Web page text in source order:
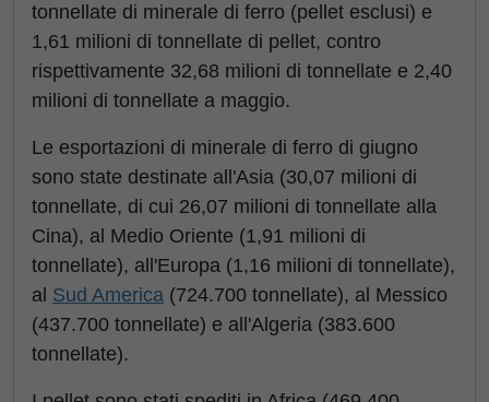
tonnellate di minerale di ferro (pellet esclusi) e
1,61 milioni di tonnellate di pellet, contro
rispettivamente 32,68 milioni di tonnellate e 2,40
milioni di tonnellate a maggio.
Le esportazioni di minerale di ferro di giugno
sono state destinate all'Asia (30,07 milioni di
tonnellate, di cui 26,07 milioni di tonnellate alla
Cina), al Medio Oriente (1,91 milioni di
tonnellate), all'Europa (1,16 milioni di tonnellate),
al Sud America (724.700 tonnellate), al Messico
(437.700 tonnellate) e all'Algeria (383.600
tonnellate).